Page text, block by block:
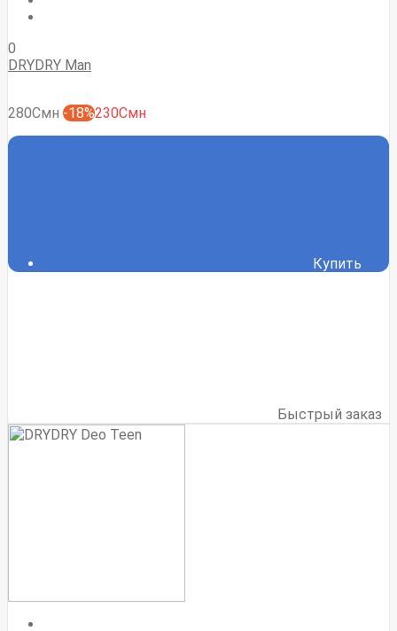
0
DRYDRY Man
280Смн -18%230Смн
Купить
Быстрый заказ